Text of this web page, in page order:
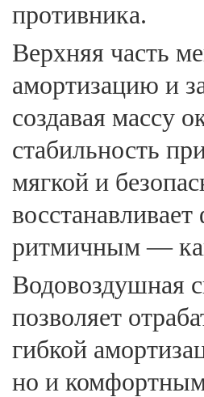
противника.
Верхняя часть
амортизацию и
создавая массу
стабильность
мягкой и
ритмичным —
Водовоздушная
позволяет
гибкой
но и